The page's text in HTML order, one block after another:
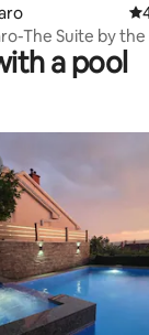
The Suite by the
a pool